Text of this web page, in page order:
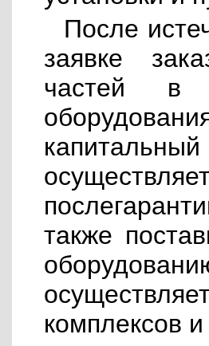
После
заявке
частей в
также
комплексов и